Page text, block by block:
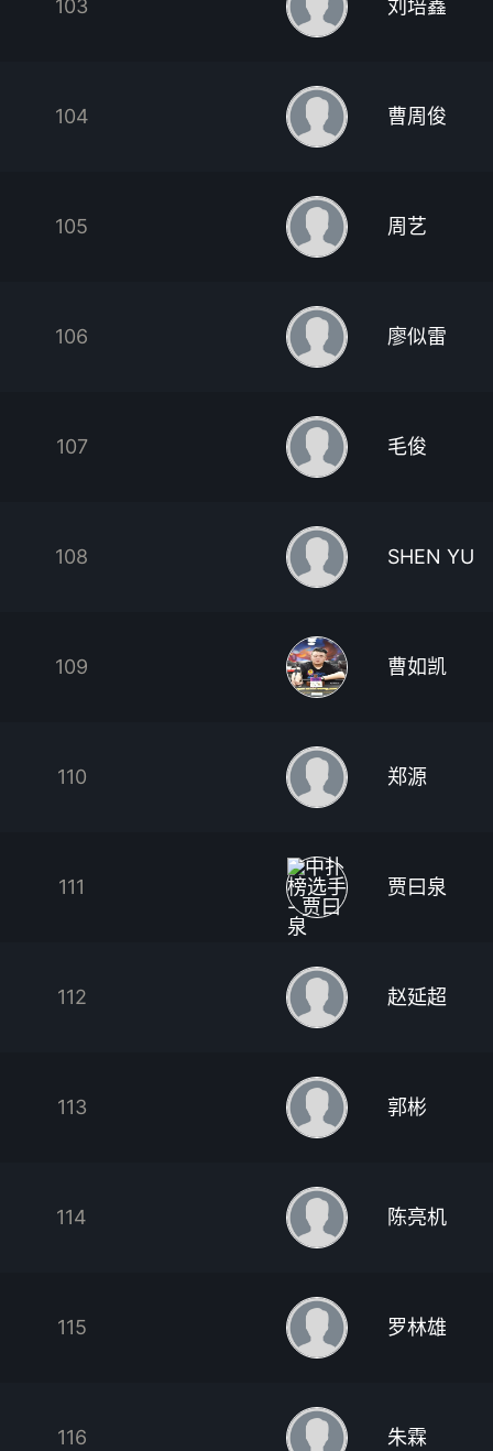
103 刘培鑫
104 曹周俊
105 周艺
106 廖似雷
107 毛俊
108 SHEN YU
109 曹如凯
110 郑源
111 贾曰泉
112 赵延超
113 郭彬
114 陈亮机
115 罗林雄
116 朱霖